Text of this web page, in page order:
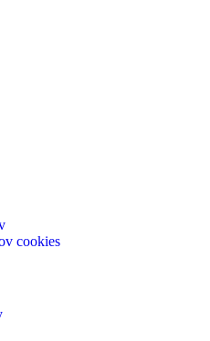
cookies